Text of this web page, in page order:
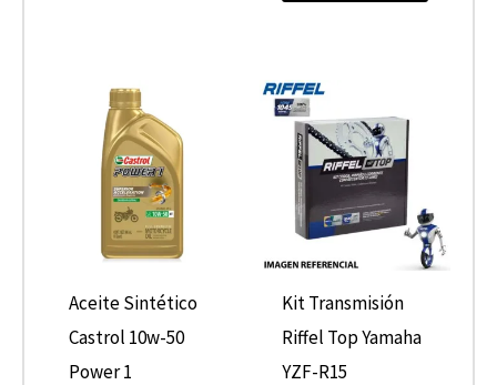
Aceite Sintético
Castrol 10w-50
Power 1
Kit Transmisión
Riffel Top Yamaha
YZF-R15